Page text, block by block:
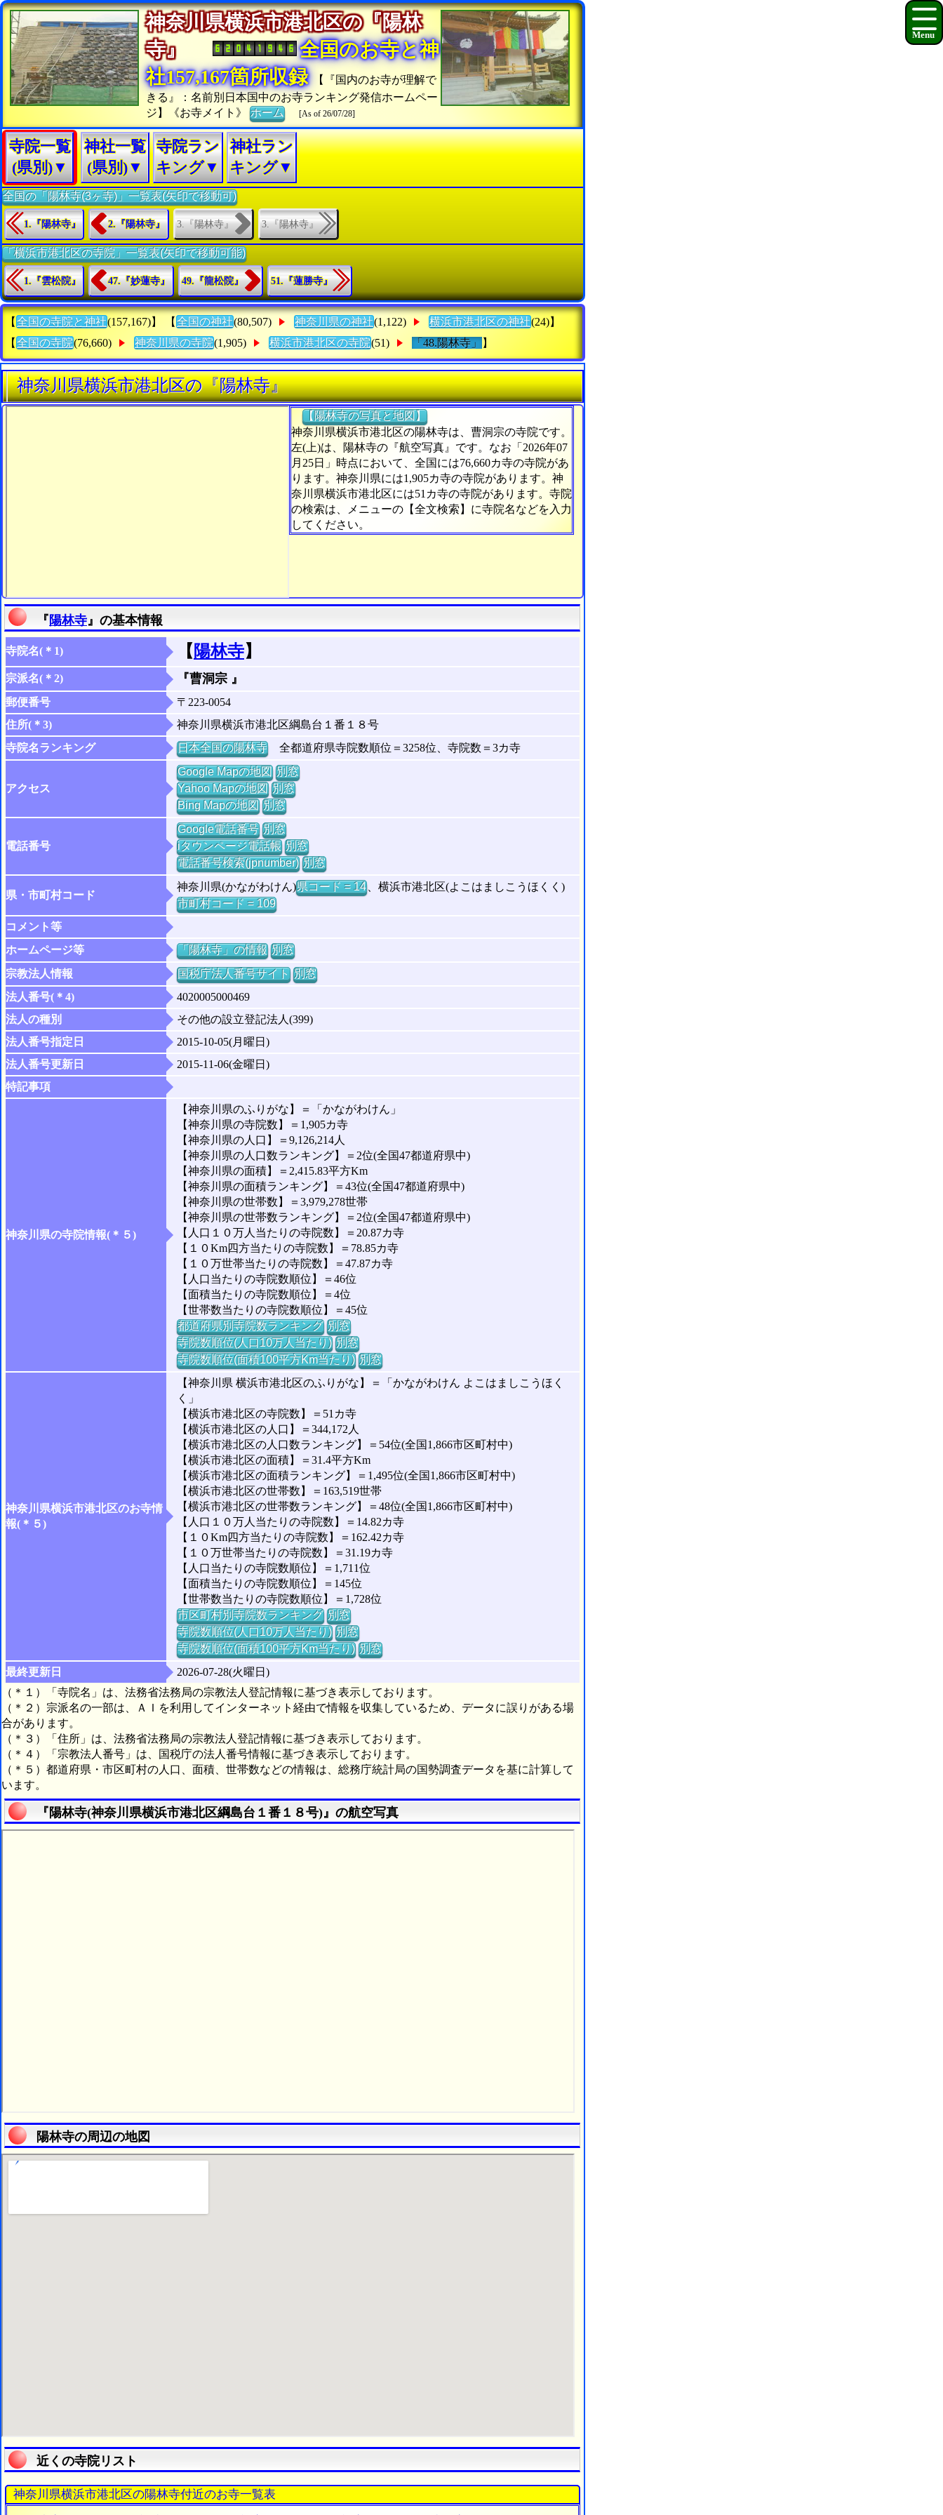
神奈川県横浜市港北区の『陽林
寺』
全国のお寺と神
社157,167箇所収録
【『国内のお寺が理解で
きる』：名前別日本国中のお寺ランキング発信ホームペー
ジ】《お寺メイト》ホーム [As of 26/07/28]
寺院一覧
(県別)▼
神社一覧
(県別)▼
寺院ラン
キング▼
神社ラン
キング▼
全国の「陽林寺(3ヶ寺)」一覧表(矢印で移動可)
1.『陽林寺』 2.『陽林寺』 3.『陽林寺』 3.『陽林寺』
「横浜市港北区の寺院」一覧表(矢印で移動可能)
1.『雲松院』 47.『妙蓮寺』 49.『龍松院』 51.『蓮勝寺』
【 全国の寺院と神社(157,167)】 【 全国の神社(80,507) 神奈川県の神社(1,122) 横浜市港北区の神社(24)】
【 全国の寺院(76,660) 神奈川県の寺院(1,905) 横浜市港北区の寺院(51) 「48.陽林寺」 】
神奈川県横浜市港北区の『陽林寺』
【陽林寺の写真と地図】
神奈川県横浜市港北区の陽林寺は、曹洞宗の寺院です。
左(上)は、陽林寺の『航空写真』です。なお「2026年07
月25日」時点において、全国には76,660カ寺の寺院があ
ります。神奈川県には1,905カ寺の寺院があります。神
奈川県横浜市港北区には51カ寺の寺院があります。寺院
の検索は、メニューの【全文検索】に寺院名などを入力
してください。
『陽林寺』の基本情報
寺院名(＊1) 【 陽林寺】
宗派名(＊2) 『曹洞宗 』
郵便番号
〒223-0054
住所(＊3)
神奈川県横浜市港北区綱島台１番１８号
寺院名ランキング
日本全国の陽林寺全都道府県寺院数順位＝3258位、寺院数＝3カ寺
アクセス
Google Mapの地図 別窓
Yahoo Mapの地図 別窓
Bing Mapの地図 別窓
電話番号
Google電話番号 別窓
iタウンページ電話帳 別窓
電話番号検索(jpnumber) 別窓
県・市町村コード
神奈川県(かながわけん)県コード = 14、横浜市港北区(よこはましこうほくく)
市町村コード = 109
コメント等
ホームページ等
「陽林寺」の情報 別窓
宗教法人情報
国税庁法人番号サイト 別窓
法人番号(＊4)
4020005000469
法人の種別
その他の設立登記法人(399)
法人番号指定日
2015-10-05(月曜日)
法人番号更新日
2015-11-06(金曜日)
特記事項
神奈川県の寺院情報(＊５)
【神奈川県のふりがな】＝「かながわけん」
【神奈川県の寺院数】＝1,905カ寺
【神奈川県の人口】＝9,126,214人
【神奈川県の人口数ランキング】＝2位(全国47都道府県中)
【神奈川県の面積】＝2,415.83平方Km
【神奈川県の面積ランキング】＝43位(全国47都道府県中)
【神奈川県の世帯数】＝3,979,278世帯
【神奈川県の世帯数ランキング】＝2位(全国47都道府県中)
【人口１０万人当たりの寺院数】＝20.87カ寺
【１０Km四方当たりの寺院数】＝78.85カ寺
【１０万世帯当たりの寺院数】＝47.87カ寺
【人口当たりの寺院数順位】＝46位
【面積当たりの寺院数順位】＝4位
【世帯数当たりの寺院数順位】＝45位
都道府県別寺院数ランキング 別窓
寺院数順位(人口10万人当たり) 別窓
寺院数順位(面積100平方Km当たり) 別窓
神奈川県横浜市港北区のお寺情
報(＊５)
【神奈川県 横浜市港北区のふりがな】＝「かながわけん よこはましこうほく
く」
【横浜市港北区の寺院数】＝51カ寺
【横浜市港北区の人口】＝344,172人
【横浜市港北区の人口数ランキング】＝54位(全国1,866市区町村中)
【横浜市港北区の面積】＝31.4平方Km
【横浜市港北区の面積ランキング】＝1,495位(全国1,866市区町村中)
【横浜市港北区の世帯数】＝163,519世帯
【横浜市港北区の世帯数ランキング】＝48位(全国1,866市区町村中)
【人口１０万人当たりの寺院数】＝14.82カ寺
【１０Km四方当たりの寺院数】＝162.42カ寺
【１０万世帯当たりの寺院数】＝31.19カ寺
【人口当たりの寺院数順位】＝1,711位
【面積当たりの寺院数順位】＝145位
【世帯数当たりの寺院数順位】＝1,728位
市区町村別寺院数ランキング 別窓
寺院数順位(人口10万人当たり) 別窓
寺院数順位(面積100平方Km当たり) 別窓
最終更新日
2026-07-28(火曜日)
（＊１）「寺院名」は、法務省法務局の宗教法人登記情報に基づき表示しております。
（＊２）宗派名の一部は、ＡＩを利用してインターネット経由で情報を収集しているため、データに誤りがある場
合があります。
（＊３）「住所」は、法務省法務局の宗教法人登記情報に基づき表示しております。
（＊４）「宗教法人番号」は、国税庁の法人番号情報に基づき表示しております。
（＊５）都道府県・市区町村の人口、面積、世帯数などの情報は、総務庁統計局の国勢調査データを基に計算して
います。
『陽林寺(神奈川県横浜市港北区綱島台１番１８号)』の航空写真
陽林寺の周辺の地図
近くの寺院リスト
神奈川県横浜市港北区の陽林寺付近のお寺一覧表